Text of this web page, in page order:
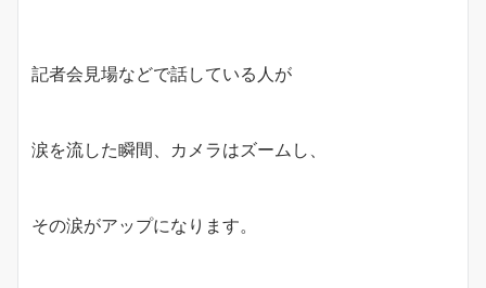
記者会見場などで話している人が
涙を流した瞬間、カメラはズームし、
その涙がアップになります。